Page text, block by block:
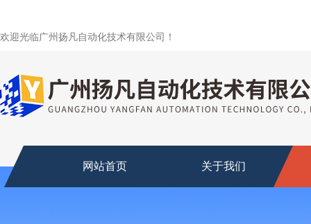
欢迎光临广州扬凡自动化技术有限公司！
网站首页 关于我们